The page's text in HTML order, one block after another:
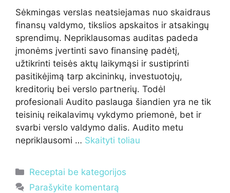
Sėkmingas verslas neatsiejamas nuo skaidraus
finansų valdymo, tikslios apskaitos ir atsakingų
sprendimų. Nepriklausomas auditas padeda
įmonėms įvertinti savo finansinę padėtį,
užtikrinti teisės aktų laikymąsi ir sustiprinti
pasitikėjimą tarp akcininkų, investuotojų,
kreditorių bei verslo partnerių. Todėl
profesionali Audito paslauga šiandien yra ne tik
teisinių reikalavimų vykdymo priemonė, bet ir
svarbi verslo valdymo dalis. Audito metu
nepriklausomi … Skaityti toliau
Kategorijos
Receptai be kategorijos
Parašykite komentarą